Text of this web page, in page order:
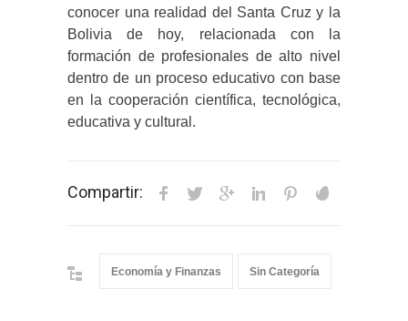
conocer una realidad del Santa Cruz y la
Bolivia de hoy, relacionada con la
formación de profesionales de alto nivel
dentro de un proceso educativo con base
en la cooperación científica, tecnológica,
educativa y cultural.
Compartir:
Economía y Finanzas Sin Categoría